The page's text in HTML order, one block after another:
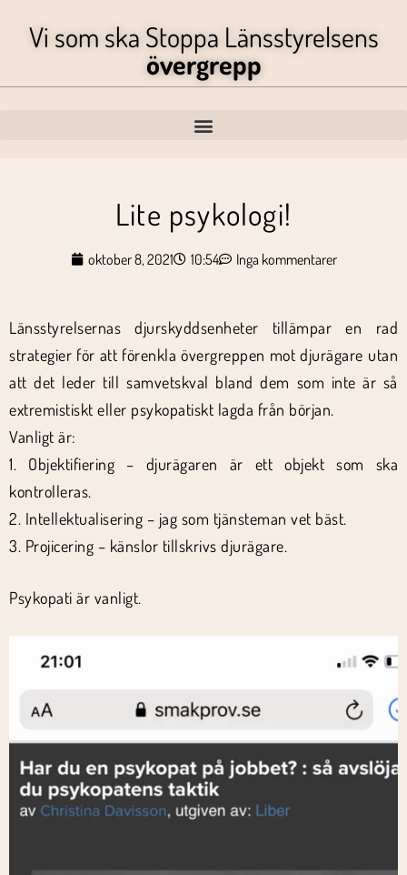
Vi som ska Stoppa Länsstyrelsens
övergrepp
Lite psykologi!
oktober 8, 2021 10:54 Inga kommentarer
Länsstyrelsernas djurskyddsenheter tillämpar en rad
strategier för att förenkla övergreppen mot djurägare utan
att det leder till samvetskval bland dem som inte är så
extremistiskt eller psykopatiskt lagda från början.
Vanligt är:
1. Objektifiering – djurägaren är ett objekt som ska
kontrolleras.
2. Intellektualisering – jag som tjänsteman vet bäst.
3. Projicering – känslor tillskrivs djurägare.
Psykopati är vanligt.